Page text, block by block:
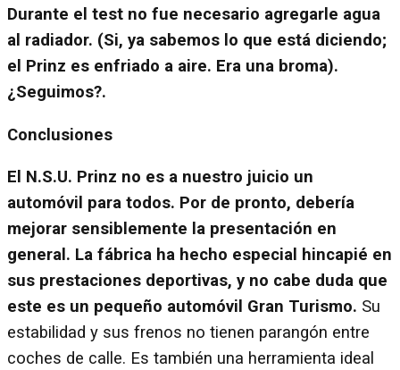
Durante el test no fue necesario agregarle agua
al radiador. (Si, ya sabemos lo que está diciendo;
el Prinz es enfriado a aire. Era una broma).
¿Seguimos?.
Conclusiones
El N.S.U. Prinz no es a nuestro juicio un
automóvil para todos. Por de pronto, debería
mejorar sensiblemente la presentación en
general. La fábrica ha hecho especial hincapié en
sus prestaciones deportivas, y no cabe duda que
este es un pequeño automóvil Gran Turismo. Su
estabilidad y sus frenos no tienen parangón entre
coches de calle. Es también una herramienta ideal